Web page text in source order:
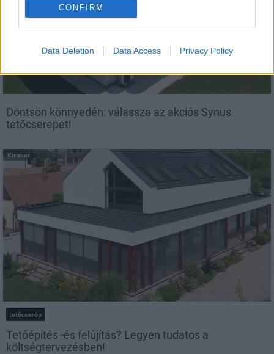
CONFIRM
Data Deletion Data Access Privacy Policy
Döntsön könnyedén: válassza az akciós Synus
tetőcserepet!
Kirakat
tetőcserép
Tetőépítés -és felújítás? Legyen tudatos a
költségtervezésben!